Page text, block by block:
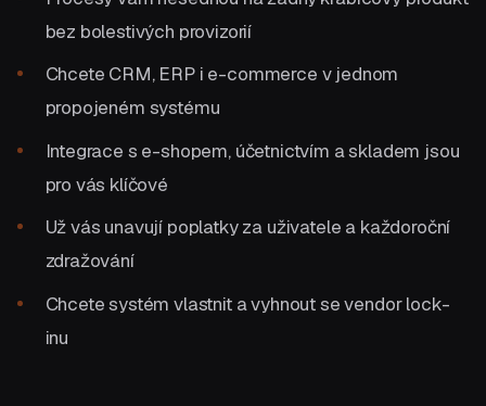
bez bolestivých provizorií
Chcete CRM, ERP i e-commerce v jednom
propojeném systému
Integrace s e-shopem, účetnictvím a skladem jsou
pro vás klíčové
Už vás unavují poplatky za uživatele a každoroční
zdražování
Chcete systém vlastnit a vyhnout se vendor lock-
inu